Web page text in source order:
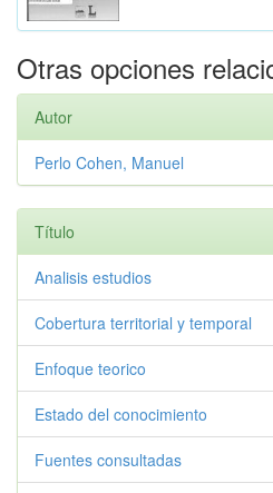
Otras opciones
Autor
Perlo Cohen, Manuel
Título
Analisis estudios
Cobertura territorial y temporal
Enfoque teorico
Estado del conocimiento
Fuentes consultadas